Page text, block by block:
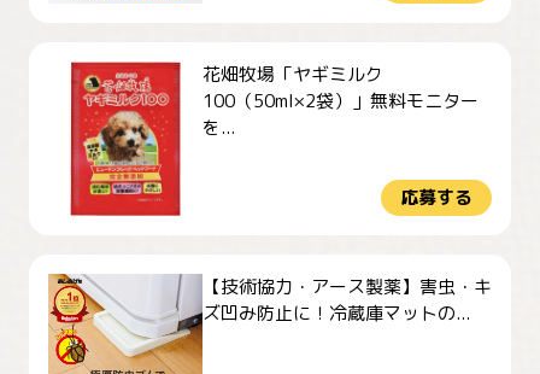
花畑牧場「ヤギミルク
100（50ml×2袋）」無料モニター
を...
応募する
【技術協力・アース製薬】害虫・キ
ズ凹み防止に！冷蔵庫マットの...